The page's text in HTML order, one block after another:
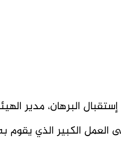
البرهان، مدير
الكبير الذي يقوم